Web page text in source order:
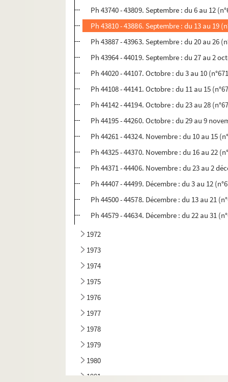
Ph 43740 - 43809. Septembre : du 6 au 12
Ph 43810 - 43886. Septembre : du 13 au 19
Ph 43887 - 43963. Septembre : du 20 au 26
Ph 43964 - 44019. Septembre : du 27 au 2
Ph 44020 - 44107. Octobre : du 3 au 10
Ph 44108 - 44141. Octobre : du 11 au 15
Ph 44142 - 44194. Octobre : du 23 au 28
Ph 44195 - 44260. Octobre : du 29 au 9
Ph 44261 - 44324. Novembre : du 10 au 15
Ph 44325 - 44370. Novembre : du 16 au 22
Ph 44371 - 44406. Novembre : du 23 au 2
Ph 44407 - 44499. Décembre : du 3 au 12
Ph 44500 - 44578. Décembre : du 13 au 21
Ph 44579 - 44634. Décembre : du 22 au 31
1972
1973
1974
1975
1976
1977
1978
1979
1980
1981